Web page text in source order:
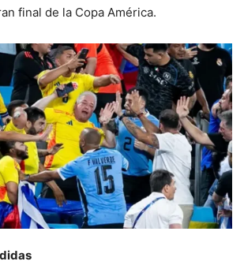
final de la Copa América.